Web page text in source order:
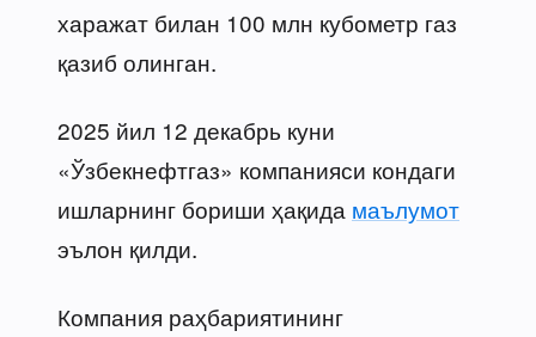
харажат билан 100 млн кубометр газ
қазиб олинган.
2025 йил 12 декабрь куни
«Ўзбекнефтгаз» компанияси кондаги
ишларнинг бориши ҳақида маълумот
эълон қилди.
Компания раҳбариятининг